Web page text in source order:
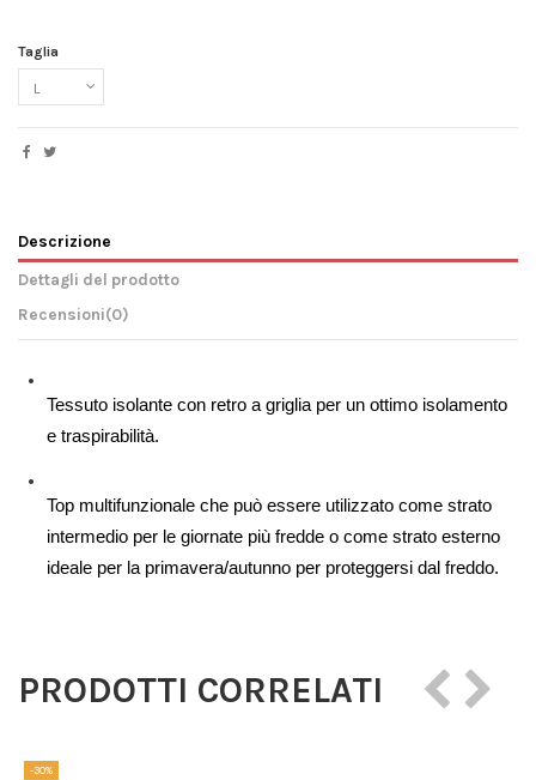
Taglia
Descrizione
Dettagli del prodotto
Recensioni(0)
Tessuto isolante con retro a griglia per un ottimo isolamento
e traspirabilità.
Top multifunzionale che può essere utilizzato come strato
intermedio per le giornate più fredde o come strato esterno
ideale per la primavera/autunno per proteggersi dal freddo.
PRODOTTI CORRELATI
-30%